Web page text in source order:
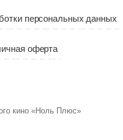
персональных данных
оферта
кино «Ноль Плюс»